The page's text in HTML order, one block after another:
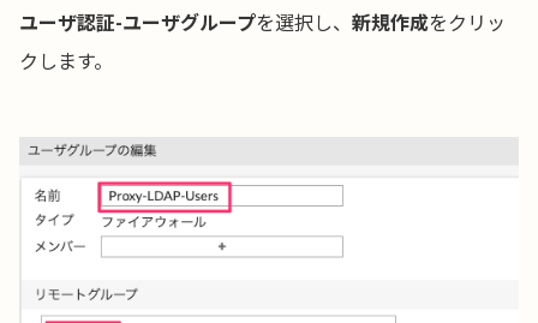
ユーザ認証-ユーザグループを選択し、 新規作成をクリッ
クします。